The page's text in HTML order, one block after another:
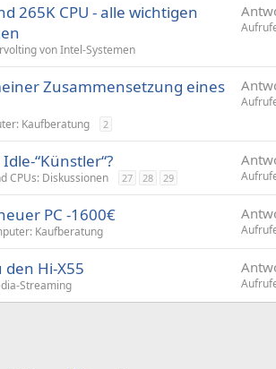
265K CPU - alle wichtigen
von Intel-Systemen
Zusammensetzung eines
Kaufberatung 2
“Künstler“?
CPUs: Diskussionen 27 28 29
PC -1600€
Kaufberatung
Hi-X55
Streaming